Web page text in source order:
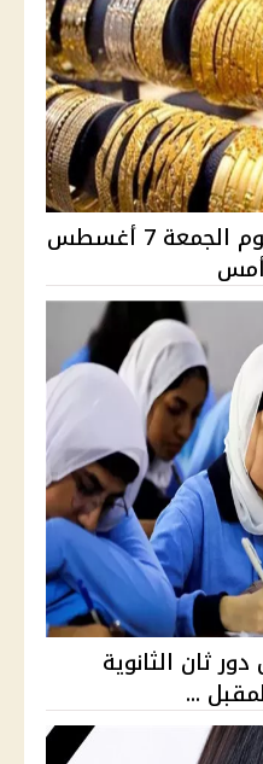
سعر الذهب في مصر اليوم الجمعة 7 أغسطس
دور ثان الثانوية
...